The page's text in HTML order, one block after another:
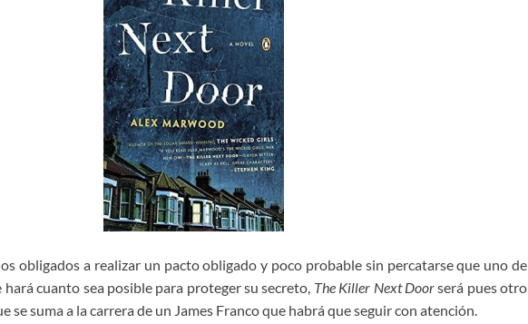
obligados a realizar un pacto obligado y poco probable sin percatarse que uno de
hará cuanto sea posible para proteger su secreto, The Killer Next Doorserá pues otro
se suma a la carrera de un James Franco que habrá que seguir con atención.